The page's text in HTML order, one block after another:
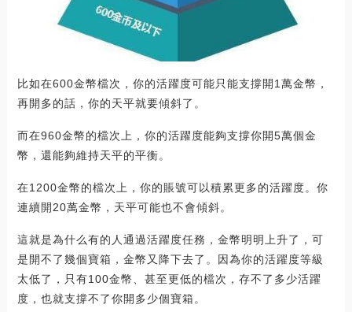
比如在600金幣檔次，你的活躍度可能只能支撐開1萬金幣，
再開多的話，你的天平就要傾斜了。
而在960金幣的檔次上，你的活躍度能夠支撐你開5萬個金
幣，還能夠維持天平的平衡。
在1200金幣的檔次上，你的賬號可以積累更多的活躍度。你
連續開20萬金幣，天平可能也不會傾斜。
這就是為什么有的人通過活躍度任務，金幣明明上升了，可
是開不了幾個寶箱，金幣又降下去了。因為你的活躍度等級
太低了，只有100金幣、甚至更低的檔次，存不了多少活躍
度，也就支撐不了你開多少個寶箱。